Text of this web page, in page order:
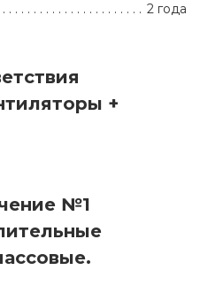
2 года
+
№1